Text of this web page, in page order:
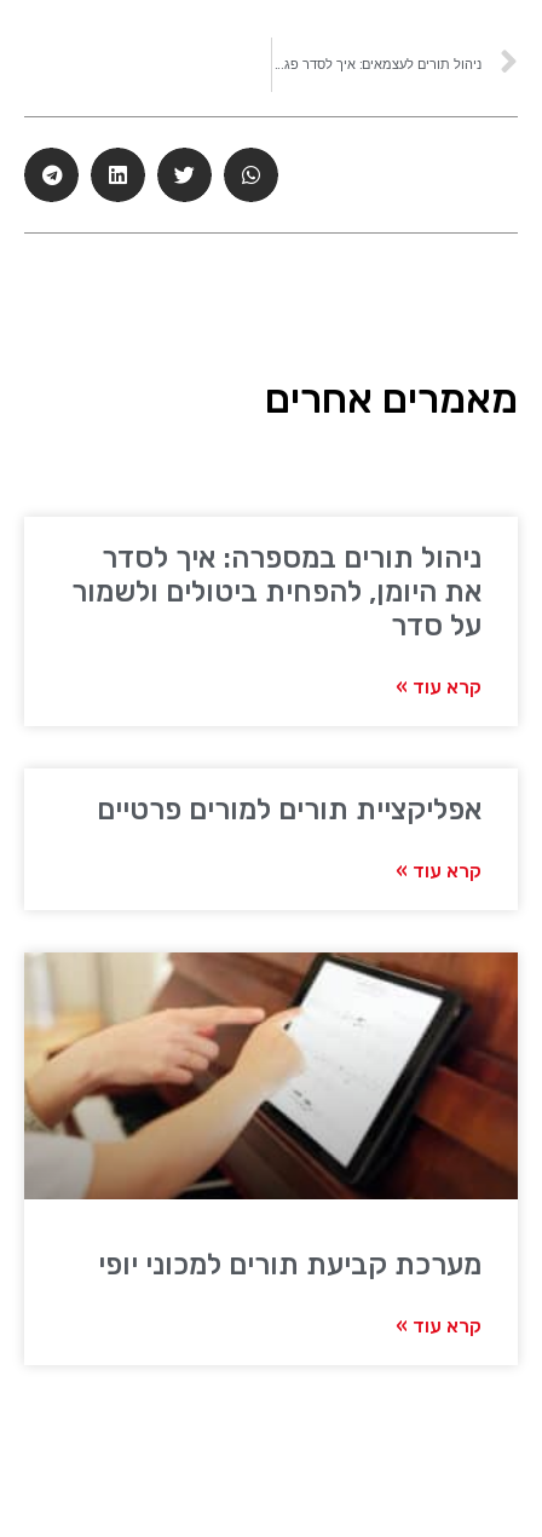
ניהול תורים לעצמאים: איך לסדר פגישות, להפחית ביטולים ולשמור על סדר ביומן
מאמרים אחרים
ניהול תורים במספרה: איך לסדר
את היומן, להפחית ביטולים ולשמור
על סדר
קרא עוד »
אפליקציית תורים למורים פרטיים
קרא עוד »
מערכת קביעת תורים למכוני יופי
קרא עוד »